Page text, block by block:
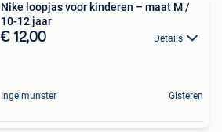
Nike loopjas voor kinderen – maat M /
10-12 jaar
€ 12,00 Details
Ingelmunster Gisteren